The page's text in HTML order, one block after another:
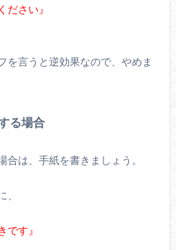
ださい』
を言うと逆効果なので、やめま
る場合
は、手紙を書きましょう。
です』